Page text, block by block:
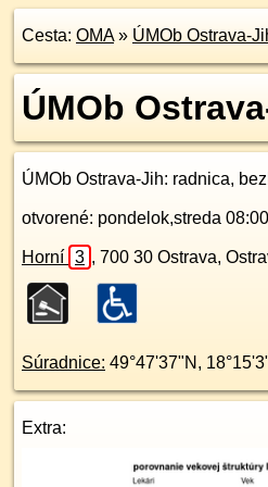
Cesta: OMA» ÚMOb Ostrava-
ÚMOb
ÚMOb Ostrava-Jih: radnica,
otvorené: pondelok,streda
Horní 3 , 700 30 Ostrava,
Súradnice: 49°47'37"N ,
Extra: